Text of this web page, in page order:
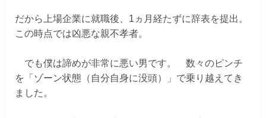
だから上場企業に就職後、1ヵ月経たずに辞表を提出。
この時点では凶悪な親不孝者。
でも僕は諦めが非常に悪い男です。 数々のピンチ
を「ゾーン状態（自分自身に没頭）」で乗り越えてき
ました。